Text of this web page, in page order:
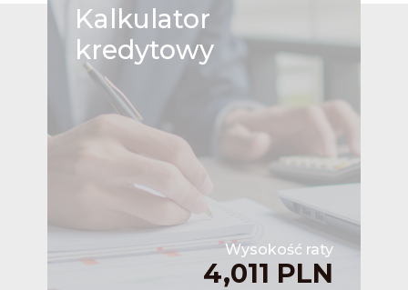
Kalkulator
kredytowy
Wysokość raty
4,011 PLN